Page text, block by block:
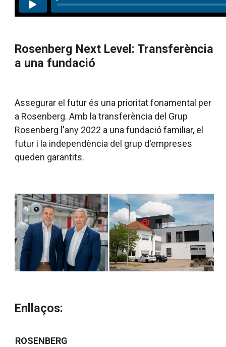
Rosenberg Next Level: Transferència
a una fundació
Assegurar el futur és una prioritat fonamental per
a Rosenberg. Amb la transferència del Grup
Rosenberg l'any 2022 a una fundació familiar, el
futur i la independència del grup d'empreses
queden garantits.
Enllaços:
ROSENBERG